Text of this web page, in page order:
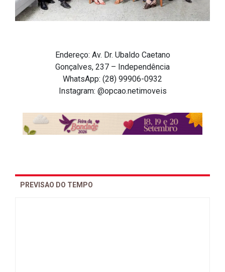
Endereço: Av. Dr. Ubaldo Caetano
Gonçalves, 237 – Independência
WhatsApp: (28) 99906-0932
Instagram: @opcao.netimoveis
PREVISAO DO TEMPO